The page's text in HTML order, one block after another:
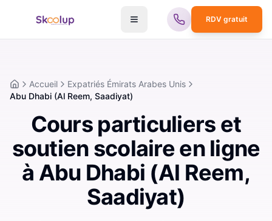
RDV gratuit
AccueilAccueil
Expatriés Émirats Arabes Unis
Abu Dhabi (Al Reem, Saadiyat)
Cours particuliers et
soutien scolaire en ligne
à Abu Dhabi (Al Reem,
Saadiyat)